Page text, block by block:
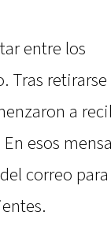
entre los
Tras retirarse
a
esos
correo para